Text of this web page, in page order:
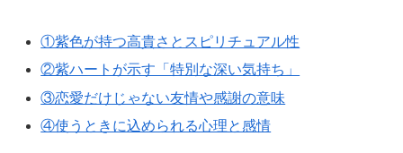
①紫色が持つ高貴さとスピリチュアル性
②紫ハートが示す「特別な深い気持ち」
③恋愛だけじゃない友情や感謝の意味
④使うときに込められる心理と感情